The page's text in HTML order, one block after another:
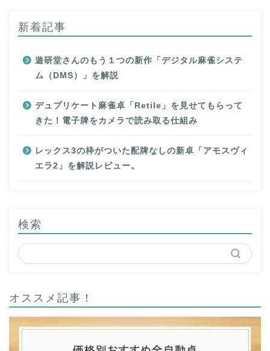
新着記事
遊研堂さんのもう１つの新作「デジタル麻雀システ
ム（DMS）」を解説
デュプリケート麻雀卓「Retile」を見せてもらって
きた！電子牌をカメラで読み取る仕組み
レックス3の枠がついた配牌なしの新卓「アモスヴィ
エラ2」を解説レビュー。
検索
オススメ記事！